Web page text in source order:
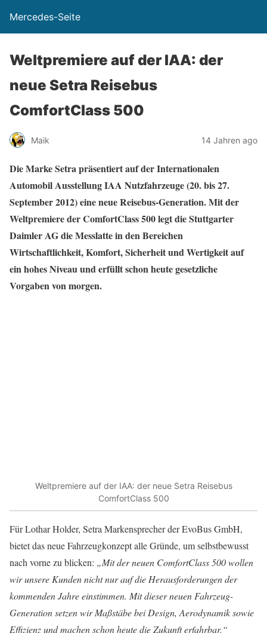
Mercedes-Seite
Weltpremiere auf der IAA: der
neue Setra Reisebus
ComfortClass 500
Maik 14 Jahren ago
Die Marke Setra präsentiert auf der Internationalen
Automobil Ausstellung IAA Nutzfahrzeuge (20. bis 27.
September 2012) eine neue Reisebus-Generation. Mit der
Weltpremiere der ComfortClass 500 legt die Stuttgarter
Daimler AG die Messlatte in den Bereichen
Wirtschaftlichkeit, Komfort, Sicherheit und Wertigkeit auf
ein hohes Niveau und erfüllt schon heute gesetzliche
Vorgaben von morgen.
Weltpremiere auf der IAA: der neue Setra Reisebus
ComfortClass 500
Für Lothar Holder, Setra Markensprecher der EvoBus GmbH,
bietet das neue Fahrzeugkonzept alle Gründe, um selbstbewusst
nach vorne zu blicken: „Mit der neuen ComfortClass 500 wollen
wir unsere Kunden nicht nur auf die Herausforderungen der
kommenden Jahre einstimmen. Mit dieser neuen Fahrzeug-
Generation setzen wir Maßstäbe bei Design, Aerodynamik sowie
Effizienz und machen schon heute die Zukunft erfahrbar.“